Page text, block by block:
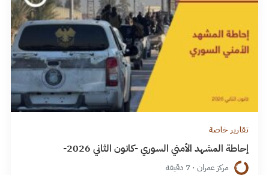
تقارير خاصة
إحاطة المشهد الأمني السوري -كانون الثاني 2026-
مركز عمران · 7 دقيقة